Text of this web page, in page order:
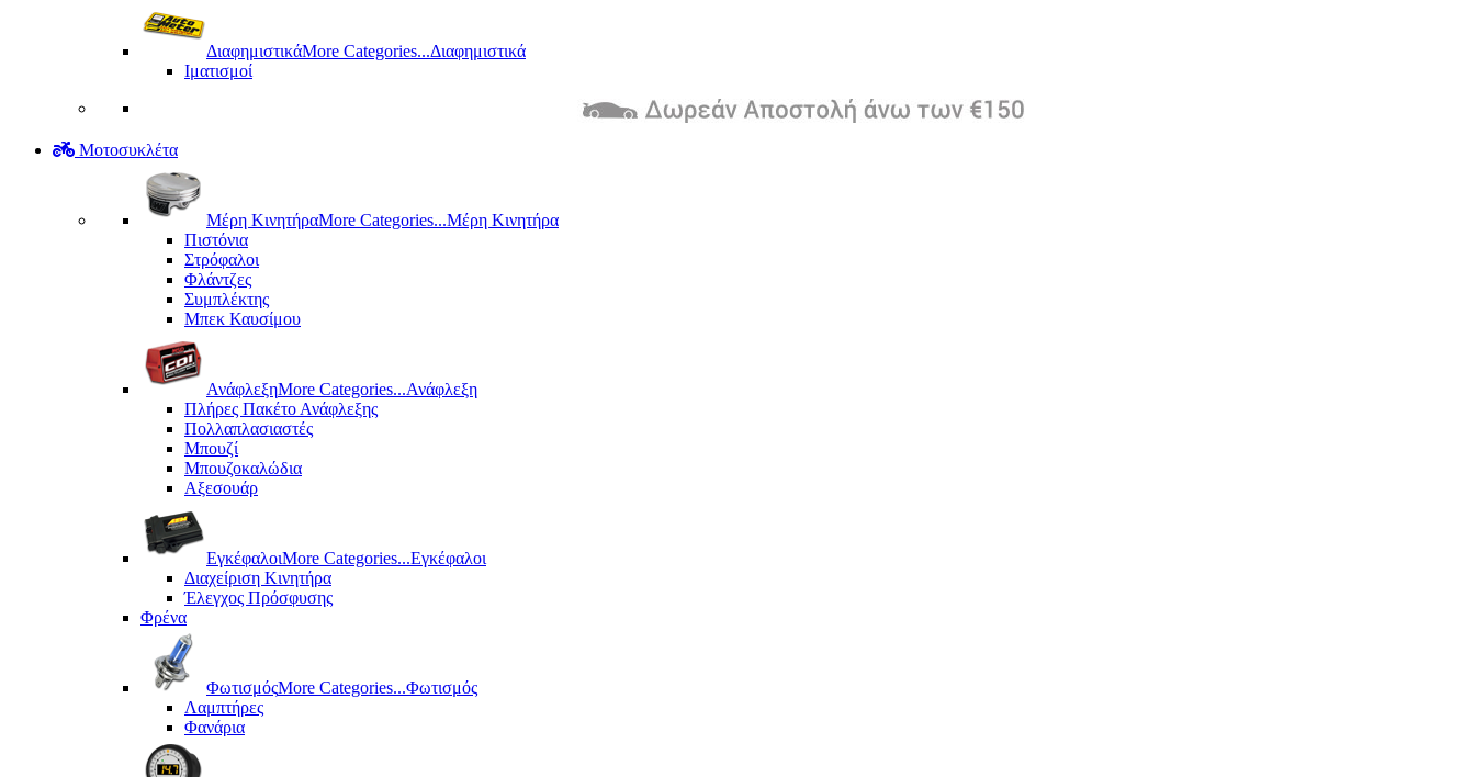
ΔιαφημιστικάMore Categories...Διαφημιστικά
Ιματισμοί
Μοτοσυκλέτα
Μέρη KινητήραMore Categories...Μέρη Kινητήρα
Πιστόνια
Στρόφαλοι
Φλάντζες
Συμπλέκτης
Μπεκ Καυσίμου
ΑνάφλεξηMore Categories...Ανάφλεξη
Πλήρες Πακέτο Ανάφλεξης
Πολλαπλασιαστές
Μπουζί
Μπουζοκαλώδια
Αξεσουάρ
ΕγκέφαλοιMore Categories...Εγκέφαλοι
Διαχείριση Κινητήρα
Έλεγχος Πρόσφυσης
Φρένα
ΦωτισμόςMore Categories...Φωτισμός
Λαμπτήρες
Φανάρια